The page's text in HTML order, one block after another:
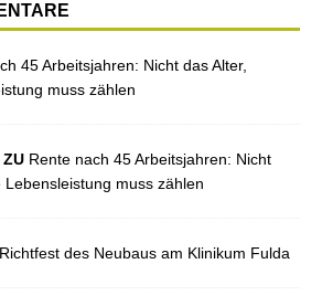
45 Arbeitsjahren: Nicht das Alter,
muss zählen
ZU Rente nach 45 Arbeitsjahren: Nicht
muss zählen
Richtfest des Neubaus am Klinikum Fulda